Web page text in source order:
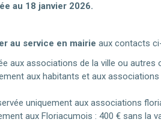
au 18 janvier 2026.
au service en mairie aux contacts
aux associations de la ville ou autres
aux habitants et aux
uniquement aux associations
aux Floriacumois : 400 € sans la